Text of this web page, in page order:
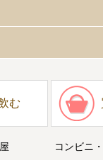
む
コンビニ